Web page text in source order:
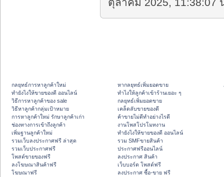
ตุลาคม 2025, 11:38:07
กลยุทธ์การหาลูกค้าใหม่
ทํายังไงให้ขายของดี ออนไลน์
วิธีการหาลูกค้าของ sale
วิธีหาลูกค้ากลุ่มเป้าหมาย
การหาลูกค้าใหม่ รักษาลูกค้าเก่า
ช่องทางการเข้าถึงลูกค้า
เพิ่มฐานลูกค้าใหม่
รวมเว็บลงประกาศฟรี ล่าสุด
รวมเว็บประกาศฟรี
โพสต์ขายของฟรี
ลงโฆษณาสินค้าฟรี
โฆษณาฟรี
หากลยุทธ์เพิ่มยอดขาย
ทําไงให้ลูกค้าเข้าร้านเยอะ ๆ
กลยุทธ์เพิ่มยอดขาย
เคล็ดลับขายของดี
ค้าขายไม่ดีทำอย่างไรดี
งานโพสโปรโมทงาน
ทํายังไงให้ขายของดี ออนไลน์
รวม SMFขายสินค้า
ประกาศฟรีออนไลน์
ลงประกาศ สินค้า
เว็บบอร์ด โพสต์ฟรี
ลงประกาศ ซื้อ-ขาย ฟรี